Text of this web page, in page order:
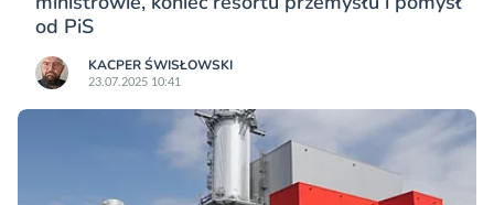
od PiS
KACPER ŚWISŁO­WSKI
23.07.2025 10:41